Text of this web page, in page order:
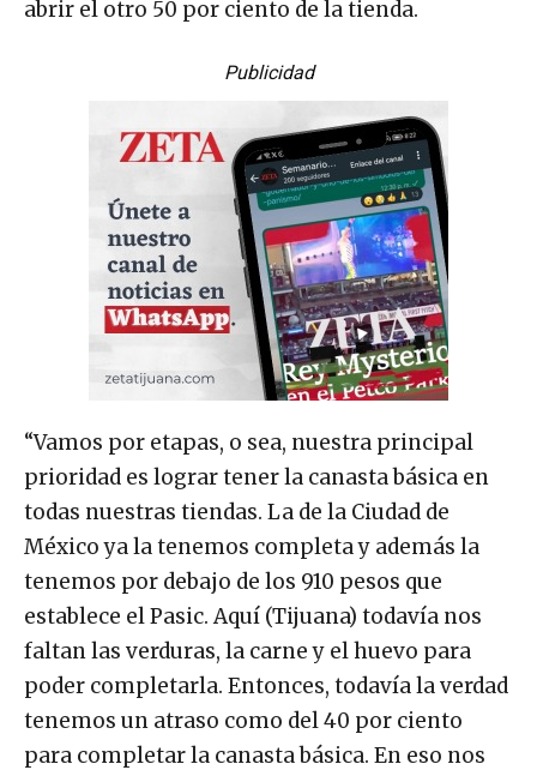
abrir el otro 50 por ciento de la tienda.
Publicidad
“Vamos por etapas, o sea, nuestra principal
prioridad es lograr tener la canasta básica en
todas nuestras tiendas. La de la Ciudad de
México ya la tenemos completa y además la
tenemos por debajo de los 910 pesos que
establece el Pasic. Aquí (Tijuana) todavía nos
faltan las verduras, la carne y el huevo para
poder completarla. Entonces, todavía la verdad
tenemos un atraso como del 40 por ciento
para completar la canasta básica. En eso nos